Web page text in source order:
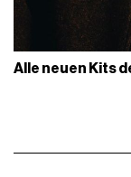
Alle neuen Kits